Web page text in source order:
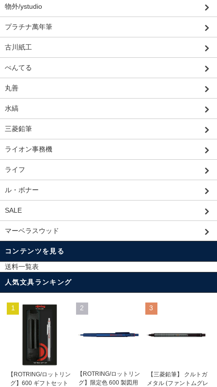
物外/ystudio
プラチナ萬年筆
古川紙工
ぺんてる
丸善
水縞
三菱鉛筆
ライオン事務機
ライフ
ル・ボナー
SALE
マーベラスウッド
コンテンツを見る
送料一覧表
人気文具ランキング
1
【ROTRING/ロットリン
グ】600 ギフトセット
2
【ROTRING/ロットリン
グ】限定色 600 製図用
3
【三菱鉛筆】 クルトガ
メタル (ファントムグレ